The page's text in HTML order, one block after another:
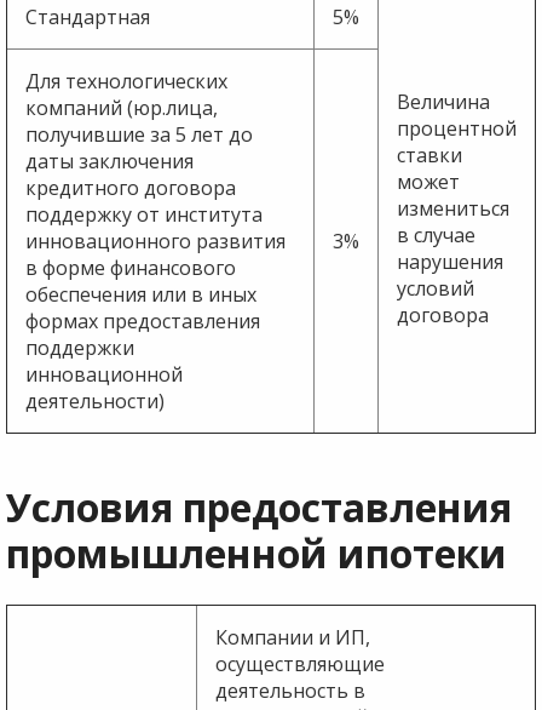
Стандартная 5%
Величина
процентной
ставки
может
измениться
в случае
нарушения
условий
договора
Для технологических
компаний (юр.лица,
получившие за 5 лет до
даты заключения
кредитного договора
поддержку от института
инновационного развития
в форме финансового
обеспечения или в иных
формах предоставления
поддержки
инновационной
деятельности)
3%
Условия предоставления
промышленной ипотеки
Компании и ИП,
осуществляющие
деятельность в